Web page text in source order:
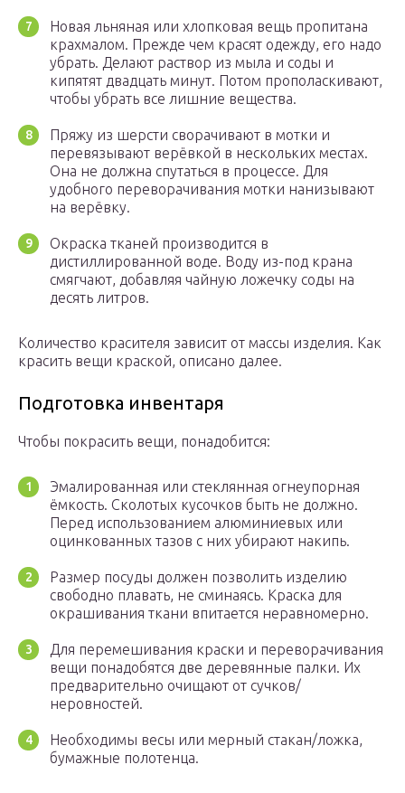
Новая льняная или хлопковая вещь пропитана
крахмалом. Прежде чем красят одежду, его надо
убрать. Делают раствор из мыла и соды и
кипятят двадцать минут. Потом прополаскивают,
чтобы убрать все лишние вещества.
Пряжу из шерсти сворачивают в мотки и
перевязывают верёвкой в нескольких местах.
Она не должна спутаться в процессе. Для
удобного переворачивания мотки нанизывают
на верёвку.
Окраска тканей производится в
дистиллированной воде. Воду из-под крана
смягчают, добавляя чайную ложечку соды на
десять литров.
Количество красителя зависит от массы изделия. Как
красить вещи краской, описано далее.
Подготовка инвентаря
Чтобы покрасить вещи, понадобится:
Эмалированная или стеклянная огнеупорная
ёмкость. Сколотых кусочков быть не должно.
Перед использованием алюминиевых или
оцинкованных тазов с них убирают накипь.
Размер посуды должен позволить изделию
свободно плавать, не сминаясь. Краска для
окрашивания ткани впитается неравномерно.
Для перемешивания краски и переворачивания
вещи понадобятся две деревянные палки. Их
предварительно очищают от сучков/
неровностей.
Необходимы весы или мерный стакан/ложка,
бумажные полотенца.